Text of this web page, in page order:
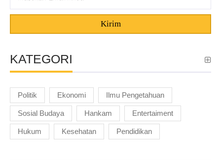
Kirim
KATEGORI
Politik Ekonomi Ilmu Pengetahuan
Sosial Budaya Hankam Entertaiment
Hukum Kesehatan Pendidikan